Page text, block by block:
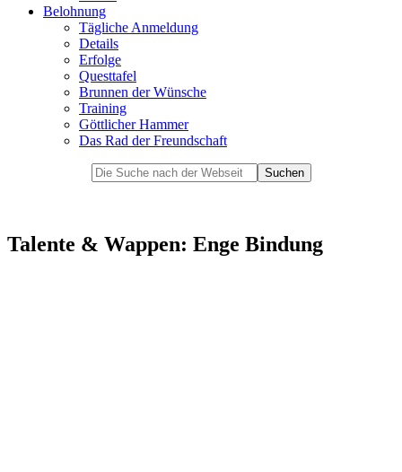
Belohnung
Tägliche Anmeldung
Details
Erfolge
Questtafel
Brunnen der Wünsche
Training
Göttlicher Hammer
Das Rad der Freundschaft
Talente & Wappen: Enge Bindung